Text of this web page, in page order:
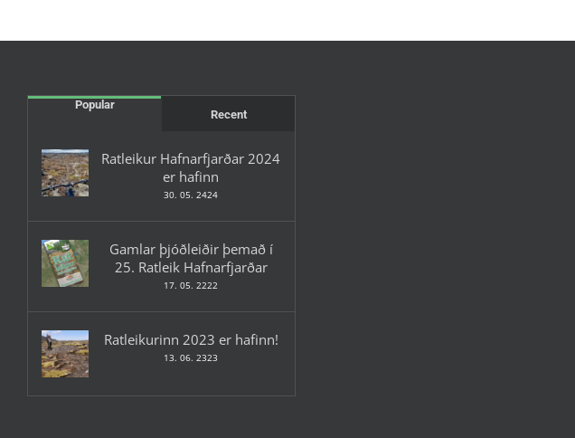
Popular
Recent
Ratleikur Hafnarfjarðar 2024
er hafinn
30. 05. 2424
Gamlar þjóðleiðir þemað í
25. Ratleik Hafnarfjarðar
17. 05. 2222
Ratleikurinn 2023 er hafinn!
13. 06. 2323